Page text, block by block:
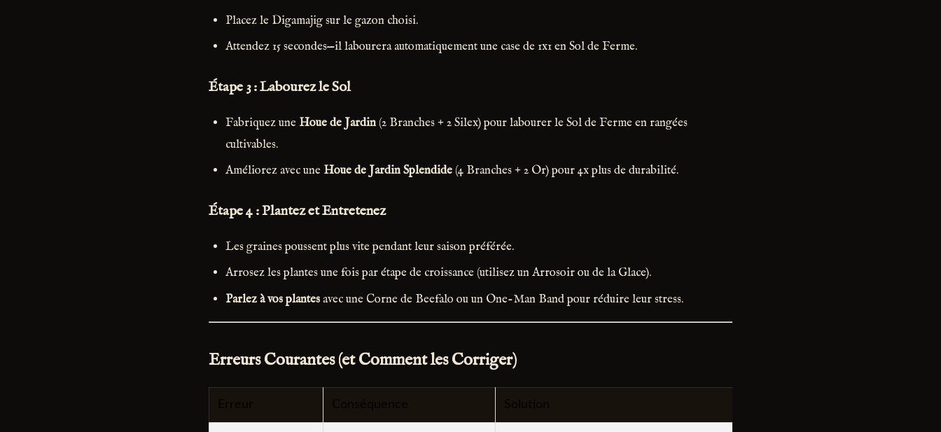
Placez le Digamajig sur le gazon choisi.
Attendez 15 secondes—il labourera automatiquement une case de 1x1 en Sol de Ferme.
Étape 3 : Labourez le Sol
Fabriquez une Houe de Jardin (2 Branches + 2 Silex) pour labourer le Sol de Ferme en rangées
cultivables.
Améliorez avec une Houe de Jardin Splendide (4 Branches + 2 Or) pour 4x plus de durabilité.
Étape 4 : Plantez et Entretenez
Les graines poussent plus vite pendant leur saison préférée.
Arrosez les plantes une fois par étape de croissance (utilisez un Arrosoir ou de la Glace).
Parlez à vos plantesavec une Corne de Beefalo ou un One-Man Band pour réduire leur stress.
Erreurs Courantes (et Comment les Corriger)